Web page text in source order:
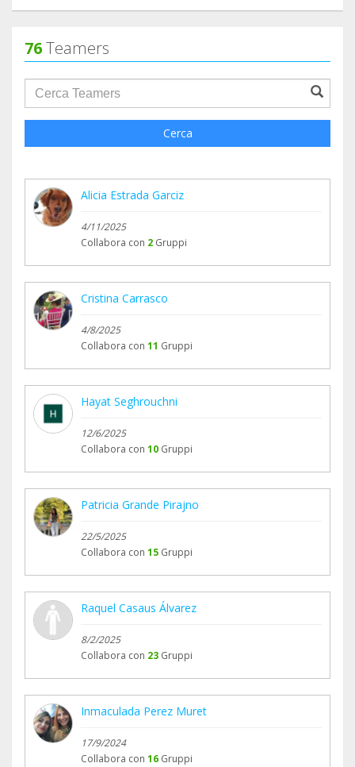
76Teamers
groupProfile.searchForm.search.text???
Cerca
Alicia Estrada Garciz
4/11/2025
Collabora con 2 Gruppi
Cristina Carrasco
4/8/2025
Collabora con 11 Gruppi
Hayat Seghrouchni
12/6/2025
Collabora con 10 Gruppi
Patricia Grande Pirajno
22/5/2025
Collabora con 15 Gruppi
Raquel Casaus Álvarez
8/2/2025
Collabora con 23 Gruppi
Inmaculada Perez Muret
17/9/2024
Collabora con 16 Gruppi